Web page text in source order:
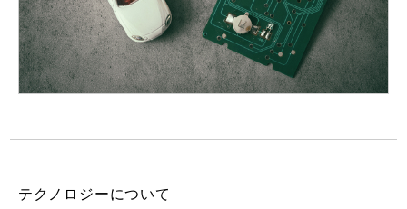
テクノロジーについて